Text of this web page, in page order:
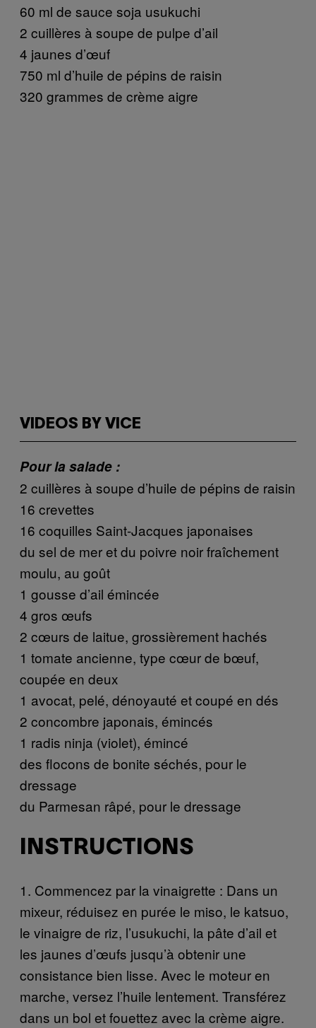
60 ml de sauce soja usukuchi
2 cuillères à soupe de pulpe d’ail
4 jaunes d’œuf
750 ml d’huile de pépins de raisin
320 grammes de crème aigre
VIDEOS BY VICE
Pour la salade :
2 cuillères à soupe d’huile de pépins de raisin
16 crevettes
16 coquilles Saint-Jacques japonaises
du sel de mer et du poivre noir fraîchement
moulu, au goût
1 gousse d’ail émincée
4 gros œufs
2 cœurs de laitue, grossièrement hachés
1 tomate ancienne, type cœur de bœuf,
coupée en deux
1 avocat, pelé, dénoyauté et coupé en dés
2 concombre japonais, émincés
1 radis ninja (violet), émincé
des flocons de bonite séchés, pour le
dressage
du Parmesan râpé, pour le dressage
INSTRUCTIONS
1. Commencez par la vinaigrette : Dans un
mixeur, réduisez en purée le miso, le katsuo,
le vinaigre de riz, l’usukuchi, la pâte d’ail et
les jaunes d’œufs jusqu’à obtenir une
consistance bien lisse. Avec le moteur en
marche, versez l’huile lentement. Transférez
dans un bol et fouettez avec la crème aigre.